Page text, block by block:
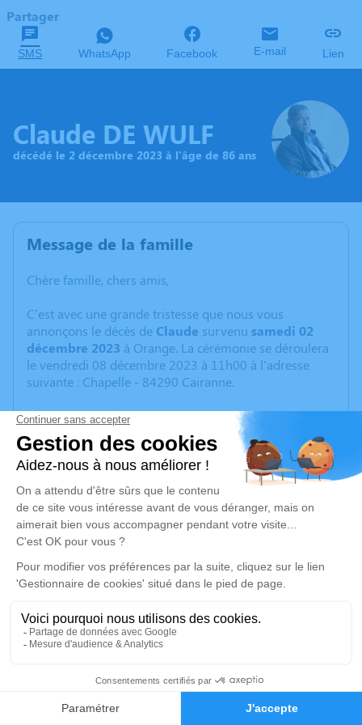
Faire-part Hommages
Partager
SMS WhatsApp Facebook E-mail Lien
Claude DE WULF
décédé le 2 décembre 2023 à l'âge de 86 ans
Message de la famille
Chère famille, chers amis,
C'est avec une grande tristesse que nous vous
annonçons le décès de Claude survenu samedi 02
décembre 2023 à Orange. La cérémonie se déroulera
le vendredi 08 décembre 2023 à 11h00 à l'adresse
suivante : Chapelle - 84290 Cairanne.
Nous ne souhaitons ni fleurs, ni couronnes, ni
plaques. Nous vous invitons néanmoins, si vous le
désirez et en guise d'hommage à Claude, à faire
un don à la Chapelle Notre-Dame de Cairanne.
Un service de plantation d’arbre hommage est
disponible ici
Je rends hommage
Cérémonie religieuse
vendredi 08 décembre 2023 à 11h00
Chapelle de Cairanne